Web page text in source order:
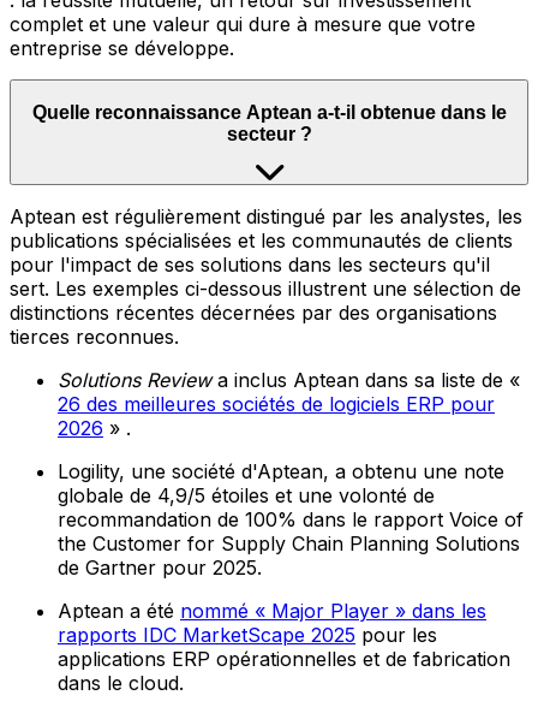
complet et une valeur qui dure à mesure que votre
entreprise se développe.
Quelle reconnaissance Aptean a-t-il obtenue dans le
secteur ?
Aptean est régulièrement distingué par les analystes, les
publications spécialisées et les communautés de clients
pour l'impact de ses solutions dans les secteurs qu'il
sert. Les exemples ci-dessous illustrent une sélection de
distinctions récentes décernées par des organisations
tierces reconnues.
Solutions Reviewa inclus Aptean dans sa liste de «
26 des meilleures sociétés de logiciels ERP pour
2026 » .
Logility, une société d'Aptean, a obtenu une note
globale de 4,9/5 étoiles et une volonté de
recommandation de 100% dans le rapport Voice of
the Customer for Supply Chain Planning Solutions
de Gartner pour 2025.
Aptean a été nommé « Major Player » dans les
rapports IDC MarketScape 2025 pour les
applications ERP opérationnelles et de fabrication
dans le cloud.